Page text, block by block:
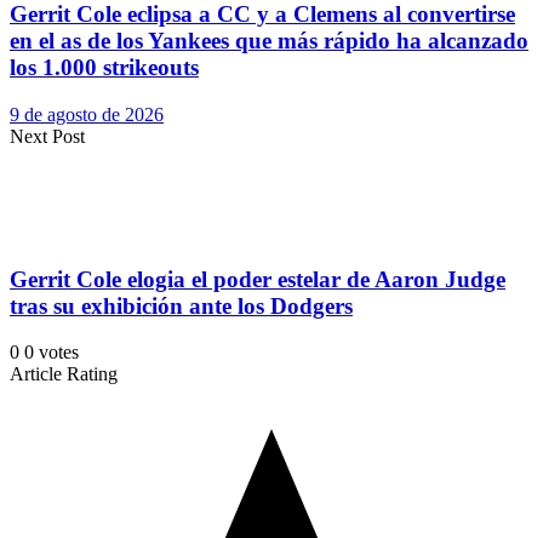
Gerrit Cole eclipsa a CC y a Clemens al convertirse
en el as de los Yankees que más rápido ha alcanzado
los 1.000 strikeouts
9 de agosto de 2026
Next Post
Gerrit Cole elogia el poder estelar de Aaron Judge
tras su exhibición ante los Dodgers
0 0 votes
Article Rating